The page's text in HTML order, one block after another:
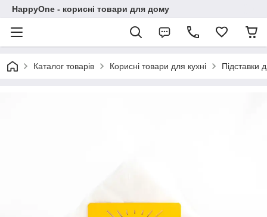
HappyOne - корисні товари для дому
Каталог товарів Корисні товари для кухні Підставки